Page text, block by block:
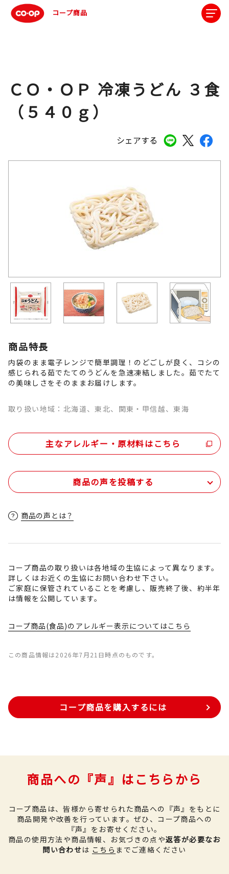
コープ商品
シェアする
ＣＯ・ＯＰ 冷凍うどん ３食
（５４０ｇ）
商品特長
内袋のまま電子レンジで簡単調理！のどごしが良く、コシの
感じられる茹でたてのうどんを急速凍結しました。茹でたて
の美味しさをそのままお届けします。
取り扱い地域：北海道、東北、関東・甲信越、東海
主なアレルギー・原材料はこちら
商品の声を投稿する
商品の声とは？
コープ商品の取り扱いは各地域の生協によって異なります。
詳しくはお近くの生協にお問い合わせ下さい。
ご家庭に保管されていることを考慮し、販売終了後、約半年
は情報を公開しています。
コープ商品(食品)のアレルギー表示についてはこちら
この商品情報は2026年7月21日時点のものです。
コープ商品を購入するには
商品への『声』はこちらから
コープ商品は、皆様から寄せられた商品への『声』をもとに
商品開発や改善を行っています。 ぜひ、コープ商品への
『声』をお寄せください。
商品の使用方法や商品情報、お気づきの点や返答が必要なお
問い合わせは こちら までご連絡ください